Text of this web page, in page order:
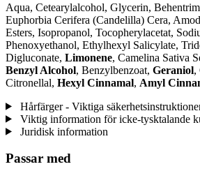
Aqua, Cetearylalcohol, Glycerin,
Euphorbia Cerifera (Candelilla) Cera,
Esters, Isopropanol, Tocopherylacetat,
Phenoxyethanol, Ethylhexyl Salicylate,
Digluconate, Limonene, Camelina Sativa
Benzyl Alcohol, Benzylbenzoat, Geraniol,
Citronellal, Hexyl Cinnamal, Amyl
Hårfärger - Viktiga
Viktig information för icke-tysktalande
Juridisk information
Passar med